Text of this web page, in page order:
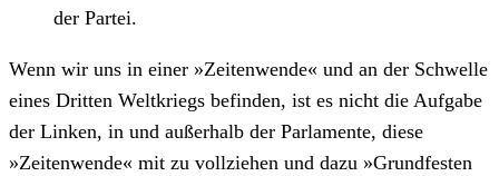
der Partei.
Wenn wir uns in einer »Zeitenwende« und an der Schwelle
eines Dritten Weltkriegs befinden, ist es nicht die Aufgabe
der Linken, in und außerhalb der Parlamente, diese
»Zeitenwende« mit zu vollziehen und dazu »Grundfesten